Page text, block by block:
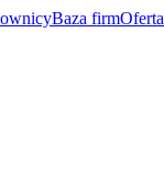
Baza firmOferta